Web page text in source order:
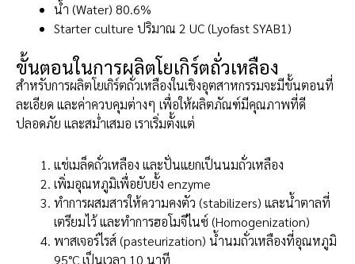
น้ำ (Water) 80.6%
Starter culture ปริมาณ 2 UC (Lyofast SYAB1)
ขั้นตอนในการผลิตโยเกิร์ตถั่วเหลือง
สำหรับการผลิตโยเกิร์ตถั่วเหลืองในเชิงอุตสาหกรรมจะมีขั้นตอนที่
ละเอียด และค่าควบคุมต่างๆ เพื่อให้ผลิตภัณฑ์มีคุณภาพที่ดี
ปลอดภัย และสม่ำเสมอ เราเริ่มตั้งแต่
แช่เมล็ดถั่วเหลือง และปั่นแยกเป็นนมถั่วเหลือง
เพิ่มอุณหภูมิเพื่อยับยั้ง enzyme
ทำการผสมสารให้ความคงตัว (stabilizers) และน้ำตาลที่
เตรียมไว้ และทำการฮอโมจีไนซ์ (Homogenization)
พาสเจอร์ไรส์ (pasteurization) น้ำนมถั่วเหลืองที่อุณหภูมิ
95°C เป็นเวลา 10 นาที